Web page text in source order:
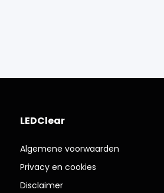
LEDClear
Algemene voorwaarden
Privacy en cookies
Disclaimer